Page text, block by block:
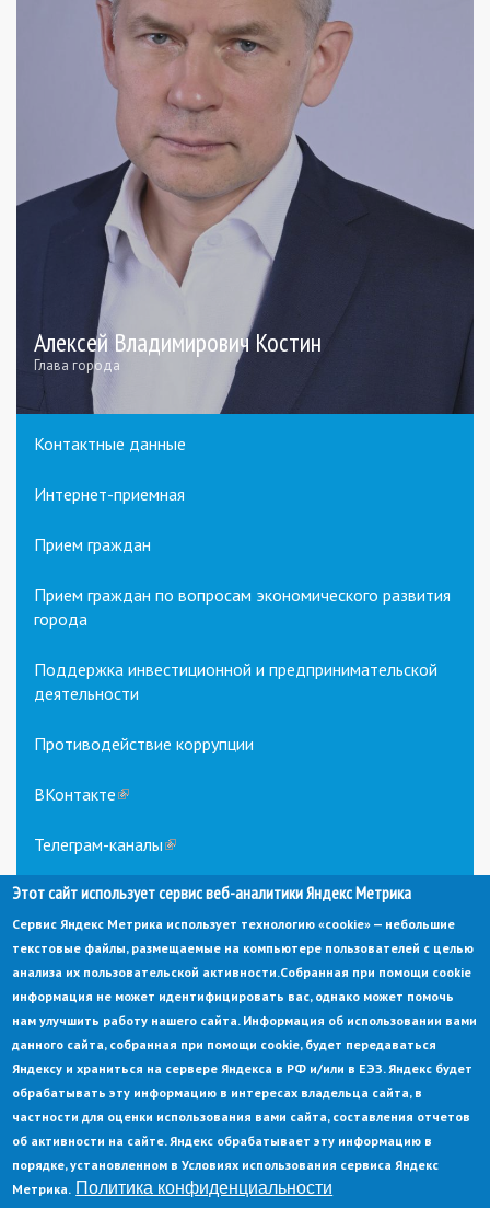
Алексей Владимирович Костин
Глава города
Контактные данные
Интернет-приемная
Прием граждан
Прием граждан по вопросам экономического развития
города
Поддержка инвестиционной и предпринимательской
деятельности
Противодействие коррупции
ВКонтакте(link
external)
Телеграм-каналы(link
external)
© Администрация города Заречный
Электронная почта:
adm@zarechny.zato.ru
sends
e-
mail)
Пензенская обл, г. Заречный, пр-кт. 30-летия Победы, д. 27, 442960
При публикации материалов сайта ссылка на источник обязательна.
Политика конфиденциальности Ссылка на старый сайт
Этот сайт использует сервис веб-аналитики Яндекс Метрика
Сервис Яндекс Метрика использует технологию «cookie» — небольшие
текстовые файлы, размещаемые на компьютере пользователей с целью
анализа их пользовательской активности.Собранная при помощи cookie
информация не может идентифицировать вас, однако может помочь
нам улучшить работу нашего сайта. Информация об использовании вами
данного сайта, собранная при помощи cookie, будет передаваться
Яндексу и храниться на сервере Яндекса в РФ и/или в ЕЭЗ. Яндекс будет
обрабатывать эту информацию в интересах владельца сайта, в
частности для оценки использования вами сайта, составления отчетов
об активности на сайте. Яндекс обрабатывает эту информацию в
порядке, установленном в Условиях использования сервиса Яндекс
Метрика. Политика конфиденциальности